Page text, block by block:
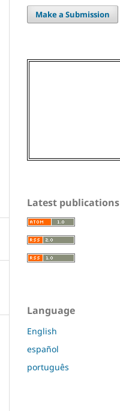
Make a Submission
Latest publications
Language
English
español
português